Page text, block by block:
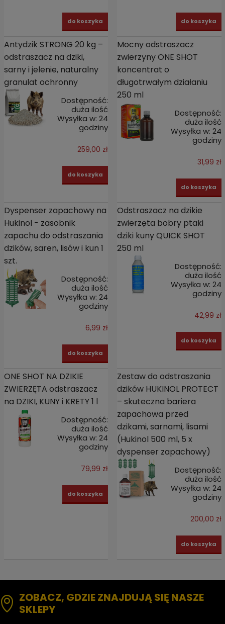
do koszyka do koszyka
Antydzik STRONG 20 kg –
odstraszacz na dziki,
sarny i jelenie, naturalny
granulat ochronny
Dostępność:
duża ilość
Wysyłka w: 24
godziny
259,00 zł
do koszyka
Mocny odstraszacz
zwierzyny ONE SHOT
koncentrat o
długotrwałym działaniu
250 ml
Dostępność:
duża ilość
Wysyłka w: 24
godziny
31,99 zł
do koszyka
Dyspenser zapachowy na
Hukinol - zasobnik
zapachu do odstraszania
dzików, saren, lisów i kun 1
szt.
Dostępność:
duża ilość
Wysyłka w: 24
godziny
6,99 zł
do koszyka
Odstraszacz na dzikie
zwierzęta bobry ptaki
dziki kuny QUICK SHOT
250 ml
Dostępność:
duża ilość
Wysyłka w: 24
godziny
42,99 zł
do koszyka
ONE SHOT NA DZIKIE
ZWIERZĘTA odstraszacz
na DZIKI, KUNY i KRETY 1 l
Dostępność:
duża ilość
Wysyłka w: 24
godziny
79,99 zł
do koszyka
Zestaw do odstraszania
dzików HUKINOL PROTECT
– skuteczna bariera
zapachowa przed
dzikami, sarnami, lisami
(Hukinol 500 ml, 5 x
dyspenser zapachowy)
Dostępność:
duża ilość
Wysyłka w: 24
godziny
200,00 zł
do koszyka
ZOBACZ, GDZIE ZNAJDUJĄ SIĘ NASZE
SKLEPY